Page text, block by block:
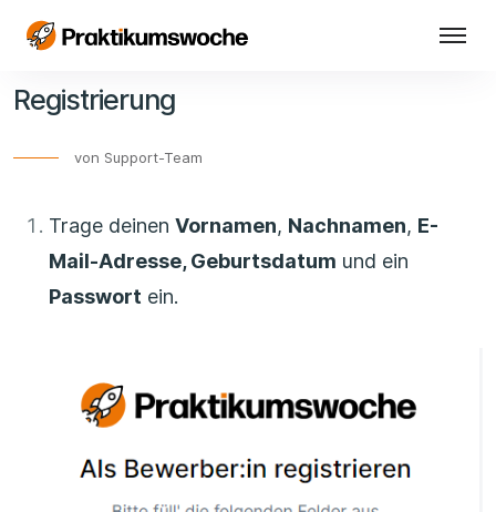
Registrierung
von Support-Team
Trage deinen Vornamen, Nachnamen, E-
Mail-Adresse, Geburtsdatum und ein
Passwort ein.